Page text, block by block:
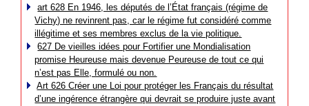
art 628 En 1946, les députés de l’État français (régime de
Vichy) ne revinrent pas, car le régime fut considéré comme
illégitime et ses membres exclus de la vie politique.
627 De vieilles idées pour Fortifier une Mondialisation
promise Heureuse mais devenue Peureuse de tout ce qui
n’est pas Elle, formulé ou non.
Art 626 Créer une Loi pour protéger les Français du résultat
d’une ingérence étrangère qui devrait se produire juste avant